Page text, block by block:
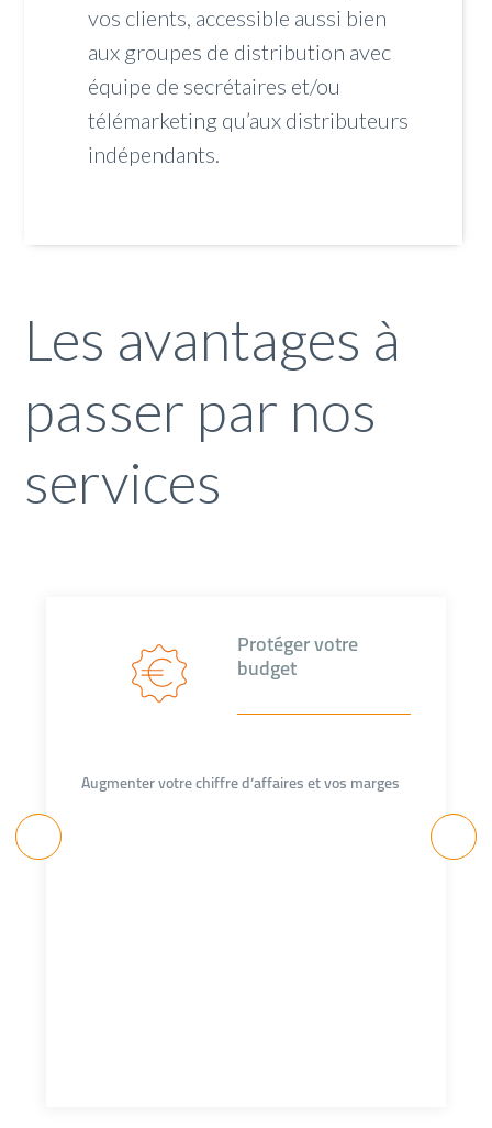
vos clients, accessible aussi bien
aux groupes de distribution avec
équipe de secrétaires et/ou
télémarketing qu’aux distributeurs
indépendants.
Les avantages à
passer par nos
services
Protéger votre
budget
Augmenter votre chiffre d’affaires et vos marges